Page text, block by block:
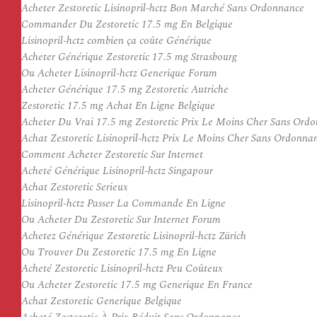
Acheter Zestoretic Lisinopril-hctz Bon Marché Sans Ordonnance
Commander Du Zestoretic 17.5 mg En Belgique
Lisinopril-hctz combien ça coûte Générique
Acheter Générique Zestoretic 17.5 mg Strasbourg
Ou Acheter Lisinopril-hctz Generique Forum
Acheter Générique 17.5 mg Zestoretic Autriche
Zestoretic 17.5 mg Achat En Ligne Belgique
Acheter Du Vrai 17.5 mg Zestoretic Prix Le Moins Cher Sans
Achat Zestoretic Lisinopril-hctz Prix Le Moins Cher Sans
Comment Acheter Zestoretic Sur Internet
Acheté Générique Lisinopril-hctz Singapour
Achat Zestoretic Serieux
Lisinopril-hctz Passer La Commande En Ligne
Ou Acheter Du Zestoretic Sur Internet Forum
Achetez Générique Zestoretic Lisinopril-hctz Zürich
Ou Trouver Du Zestoretic 17.5 mg En Ligne
Acheté Zestoretic Lisinopril-hctz Peu Coûteux
Ou Acheter Zestoretic 17.5 mg Generique En France
Achat Zestoretic Generique Belgique